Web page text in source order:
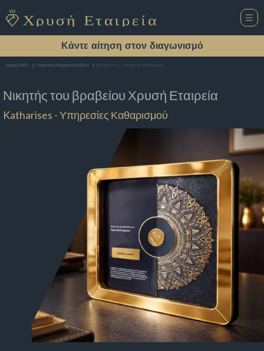
Κάντε αίτηση στον διαγωνισμό
Αρχική Σελίδα Υπηρεσία καθαρισμού Καλλιθέα Katharises - Υπηρεσίες Καθαρισμού
Νικητής του βραβείου Χρυσή Εταιρεία
Katharises - Υπηρεσίες Καθαρισμού